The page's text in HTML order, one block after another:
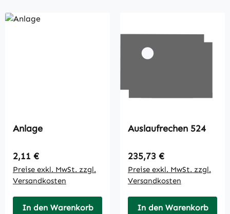
Anlage
Regulärer Preis:
2,11 €
Preise exkl. MwSt. zzgl.
Versandkosten
In den Warenkorb
Auslaufrechen 524
Regulärer Preis:
235,73 €
Preise exkl. MwSt. zzgl.
Versandkosten
In den Warenkorb